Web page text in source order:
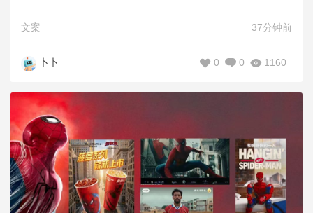
文案 37分钟前
卜卜 1160
0
0